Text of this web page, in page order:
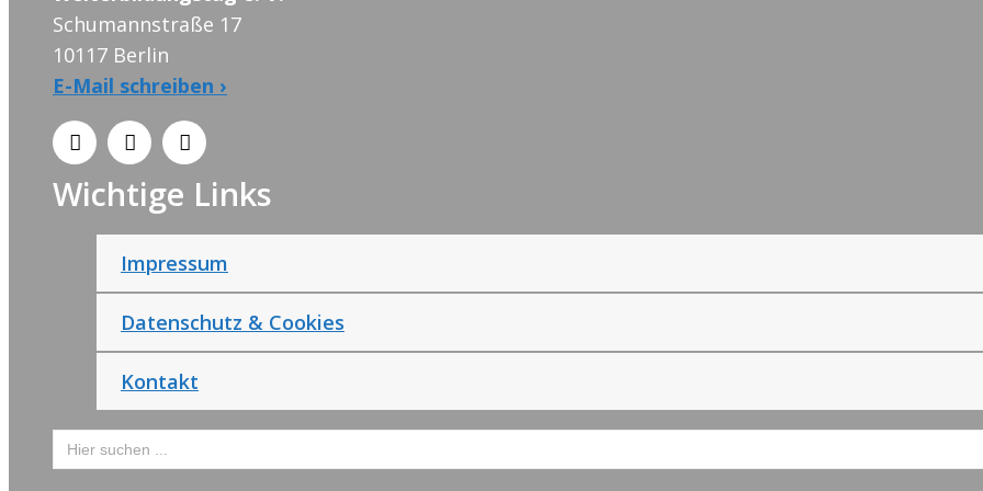
Schumannstraße 17
10117 Berlin
E-Mail schreiben ›
Wichtige Links
Impressum
Datenschutz & Cookies
Kontakt
Search
for: